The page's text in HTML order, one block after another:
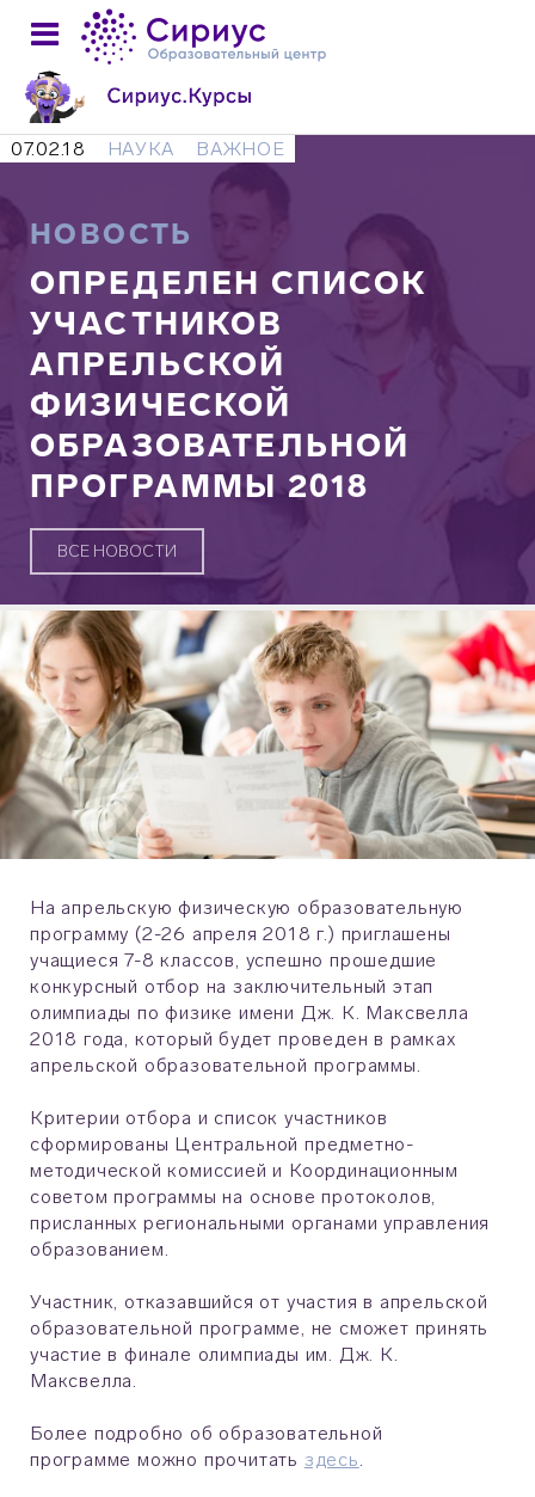
07.02.18 НАУКА ВАЖНОЕ
НОВОСТЬ
ОПРЕДЕЛЕН СПИСОК
УЧАСТНИКОВ
АПРЕЛЬСКОЙ
ФИЗИЧЕСКОЙ
ОБРАЗОВАТЕЛЬНОЙ
ПРОГРАММЫ 2018
ВСЕ НОВОСТИ
На апрельскую физическую образовательную
программу (2-26 апреля 2018 г.) приглашены
учащиеся 7-8 классов, успешно прошедшие
конкурсный отбор на заключительный этап
олимпиады по физике имени Дж. К. Максвелла
2018 года, который будет проведен в рамках
апрельской образовательной программы.
Критерии отбора и список участников
сформированы Центральной предметно-
методической комиссией и Координационным
советом программы на основе протоколов,
присланных региональными органами управления
образованием.
Участник, отказавшийся от участия в апрельской
образовательной программе, не сможет принять
участие в финале олимпиады им. Дж. К.
Максвелла.
Более подробно об образовательной
программе можно прочитать здесь.